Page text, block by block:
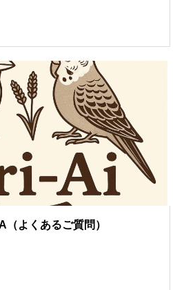
よくあるご質問）